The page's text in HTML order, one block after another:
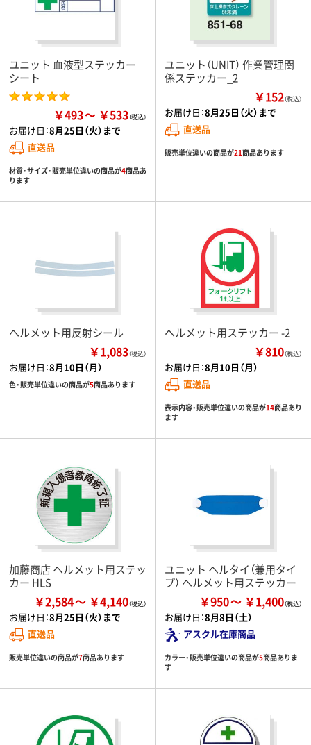
ユニット 血液型ステッカー
シート
￥493 ￥533
お届け日：8月25日（火）まで
直送品
材質・サイズ・販売単位違いの商品が4商品あ
ります
ユニット（UNIT） 作業管理関
係ステッカー_2
￥152（税込）
お届け日：8月25日（火）まで
直送品
販売単位違いの商品が21商品あります
ヘルメット用反射シール
￥1,083（税込）
お届け日：8月10日（月）
色・販売単位違いの商品が5商品あります
ヘルメット用ステッカー -2
￥810（税込）
お届け日：8月10日（月）
直送品
表示内容・販売単位違いの商品が14商品あり
ます
加藤商店 ヘルメット用ステッ
カー HLS
￥2,584 ￥4,140
お届け日：8月25日（火）まで
直送品
販売単位違いの商品が7商品あります
ユニット ヘルタイ（兼用タイ
プ） ヘルメット用ステッカー
￥950 ￥1,400
お届け日：8月8日（土）
アスクル在庫商品
カラー・販売単位違いの商品が5商品ありま
す